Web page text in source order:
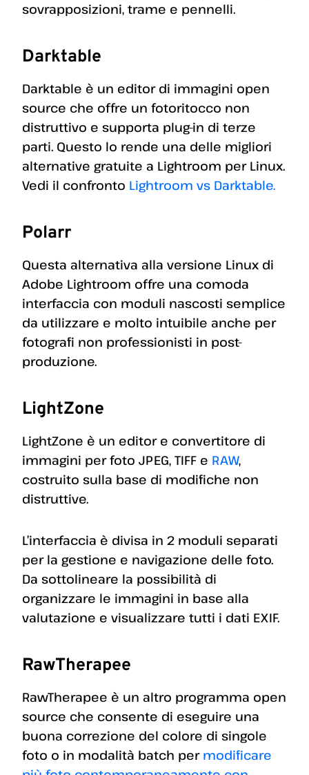
sovrapposizioni, trame e pennelli.
Darktable
Darktable è un editor di immagini open
source che offre un fotoritocco non
distruttivo e supporta plug-in di terze
parti. Questo lo rende una delle migliori
alternative gratuite a Lightroom per Linux.
Vedi il confronto Lightroom vs Darktable.
Polarr
Questa alternativa alla versione Linux di
Adobe Lightroom offre una comoda
interfaccia con moduli nascosti semplice
da utilizzare e molto intuibile anche per
fotografi non professionisti in post-
produzione.
LightZone
LightZone è un editor e convertitore di
immagini per foto JPEG, TIFF e RAW,
costruito sulla base di modifiche non
distruttive.
L’interfaccia è divisa in 2 moduli separati
per la gestione e navigazione delle foto.
Da sottolineare la possibilità di
organizzare le immagini in base alla
valutazione e visualizzare tutti i dati EXIF.
RawTherapee
RawTherapee è un altro programma open
source che consente di eseguire una
buona correzione del colore di singole
foto o in modalità batch per modificare